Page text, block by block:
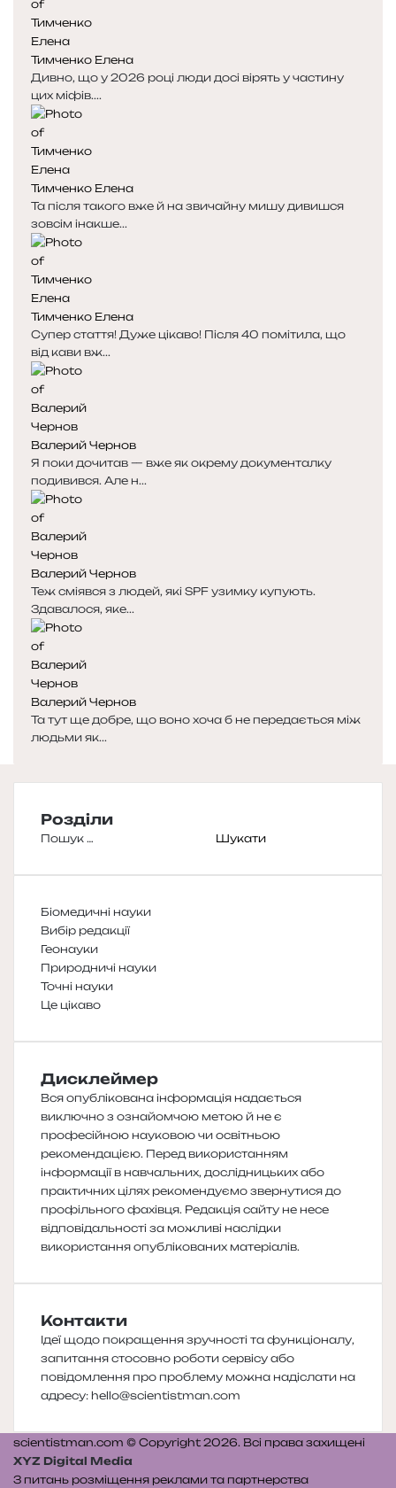
Тимченко Елена
Дивно, що у 2026 році люди досі вірять у частину
цих міфів....
Тимченко Елена
Та після такого вже й на звичайну мишу дивишся
зовсім інакше...
Тимченко Елена
Супер стаття! Дуже цікаво! Після 40 помітила, що
від кави вж...
Валерий Чернов
Я поки дочитав — вже як окрему документалку
подивився. Але н...
Валерий Чернов
Теж сміявся з людей, які SPF узимку купують.
Здавалося, яке...
Валерий Чернов
Та тут ще добре, що воно хоча б не передається між
людьми як...
Розділи
Пошук:
Біомедичні науки
Вибір редакції
Геонауки
Природничі науки
Точні науки
Це цікаво
Дисклеймер
Вся опублікована інформація надається
виключно з ознайомчою метою й не є
професійною науковою чи освітньою
рекомендацією. Перед використанням
інформації в навчальних, дослідницьких або
практичних цілях рекомендуємо звернутися до
профільного фахівця. Редакція сайту не несе
відповідальності за можливі наслідки
використання опублікованих матеріалів.
Контакти
Ідеї щодо покращення зручності та функціоналу,
запитання стосовно роботи сервісу або
повідомлення про проблему можна надіслати на
адресу: hello@scientistman.com
scientistman.com © Copyright 2026. Всі права захищені
XYZ Digital Media
З питань розміщення реклами та партнерства